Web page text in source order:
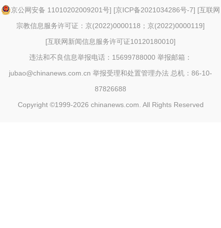
京公网安备 11010202009201号] [京ICP备2021034286号-7] [互联网
宗教信息服务许可证：京(2022)0000118；京(2022)0000119]
[互联网新闻信息服务许可证10120180010]
违法和不良信息举报电话：15699788000 举报邮箱：
jubao@chinanews.com.cn 举报受理和处置管理办法 总机：86-10-
87826688
Copyright ©1999-2026 chinanews.com. All Rights Reserved